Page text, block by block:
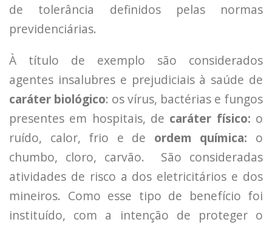
de tolerância definidos pelas normas
previdenciárias.
À título de exemplo são considerados
agentes insalubres e prejudiciais à saúde de
caráter biológico: os vírus, bactérias e fungos
presentes em hospitais, de caráter físico: o
ruído, calor, frio e de ordem química: o
chumbo, cloro, carvão. São consideradas
atividades de risco a dos eletricitários e dos
mineiros. Como esse tipo de benefício foi
instituído, com a intenção de proteger o